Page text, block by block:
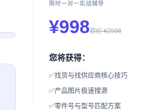
限时一对一实战辅导
¥998原价 ¥2998
您将获得：
✅找货与找供应商核心技巧
✅产品图片极速搜源
✅零件号与型号匹配方案